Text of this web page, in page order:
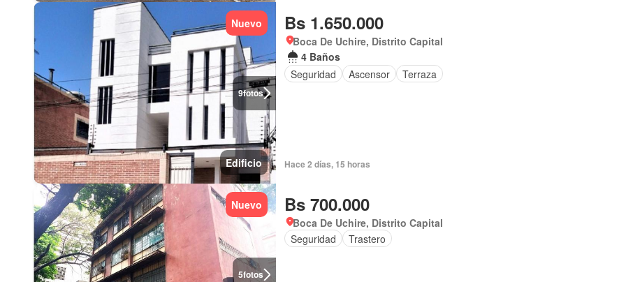
9fotos
Nuevo
Edificio
Bs 1.650.000
Boca De Uchire, Distrito Capital
4 Baños
Seguridad
Ascensor Terraza
Hace 2 días, 15 horas
5fotos
Nuevo Bs 700.000
Boca De Uchire, Distrito Capital
Seguridad
Trastero